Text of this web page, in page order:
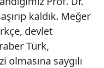
kaldık. Meğer
devlet
Türk,
saygılı